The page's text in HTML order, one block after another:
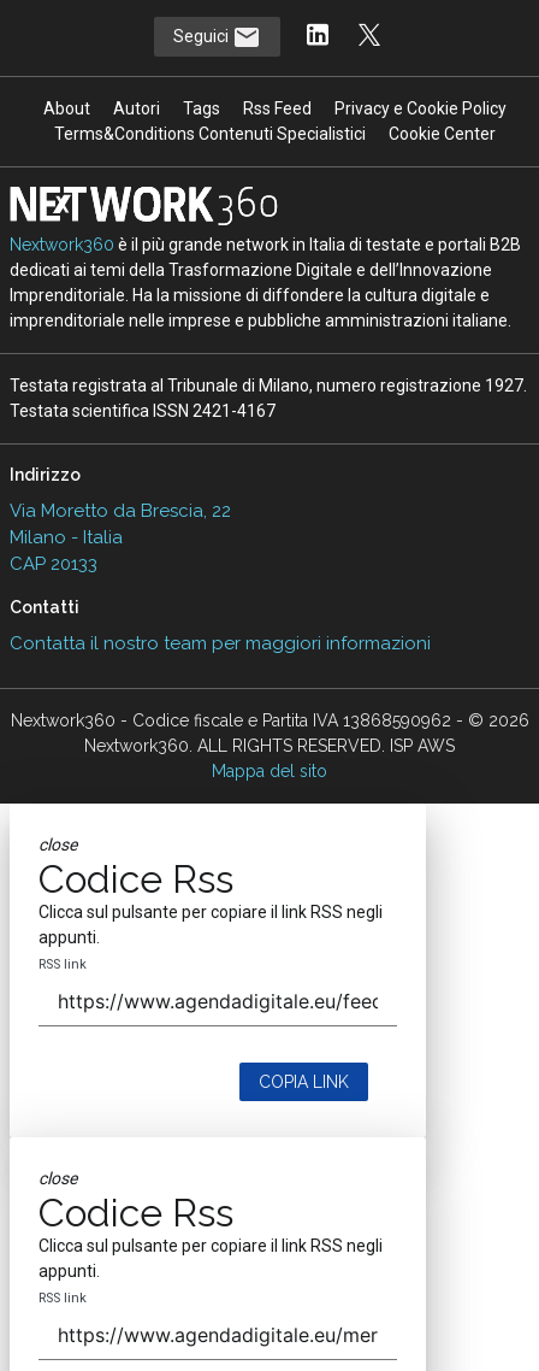
Seguici
About Autori Tags Rss Feed
Privacy e Cookie Policy
Terms&Conditions Contenuti Specialistici
Cookie Center
Nextwork360 è il più grande network in Italia di testate e portali B2B
dedicati ai temi della Trasformazione Digitale e dell’Innovazione
Imprenditoriale. Ha la missione di diffondere la cultura digitale e
imprenditoriale nelle imprese e pubbliche amministrazioni italiane.
Testata registrata al Tribunale di Milano, numero registrazione 1927.
Testata scientifica ISSN 2421-4167
Indirizzo
Via Moretto da Brescia, 22
Milano - Italia
CAP 20133
Contatti
Contatta il nostro team per maggiori informazioni
Nextwork360 - Codice fiscale e Partita IVA 13868590962 - © 2026
Nextwork360. ALL RIGHTS RESERVED. ISP AWS
Mappa del sito
close
Codice Rss
Clicca sul pulsante per copiare il link RSS negli
appunti.
RSS link
COPIA LINK
close
Codice Rss
Clicca sul pulsante per copiare il link RSS negli
appunti.
RSS link